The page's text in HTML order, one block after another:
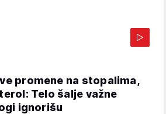
promene na stopalima,
Telo šalje važne
ignorišu